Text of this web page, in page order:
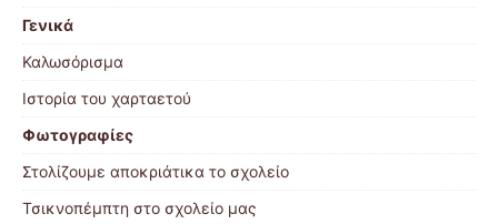
Γενικά
Καλωσόρισμα
Ιστορία του χαρταετού
Φωτογραφίες
Στολίζουμε αποκριάτικα το σχολείο
Τσικνοπέμπτη στο σχολείο μας